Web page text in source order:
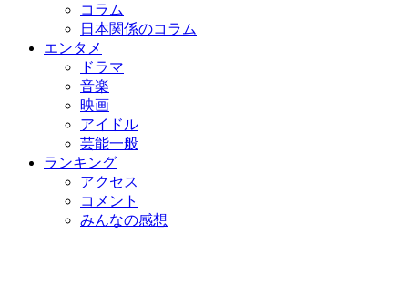
コラム
日本関係のコラム
エンタメ
ドラマ
音楽
映画
アイドル
芸能一般
ランキング
アクセス
コメント
みんなの感想